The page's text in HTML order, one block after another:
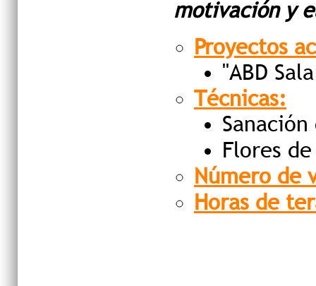
motivación y
Proyectos
"ABD
Técnicas:
Flores
Número de
Horas de ter